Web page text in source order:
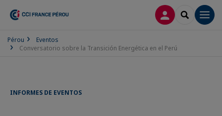
CONECTARSE
SEARCH
Pérou
Eventos
Conversatorio sobre la Transición Energética en el Perú
INFORMES DE EVENTOS